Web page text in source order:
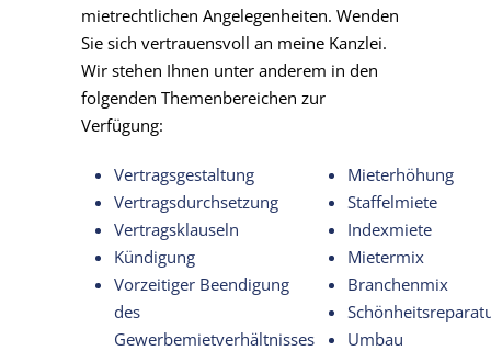
mietrechtlichen Angelegenheiten. Wenden
Sie sich vertrauensvoll an meine Kanzlei.
Wir stehen Ihnen unter anderem in den
folgenden Themenbereichen zur
Verfügung:
Vertragsgestaltung
Vertragsdurchsetzung
Vertragsklauseln
Kündigung
Vorzeitiger Beendigung
des
Gewerbemietverhältnisses
Mieterhöhung
Staffelmiete
Indexmiete
Mietermix
Branchenmix
Umbau